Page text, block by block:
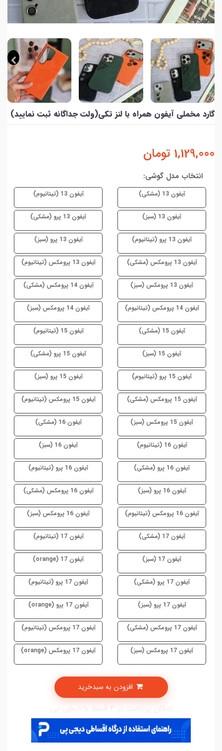
گارد مخملی آیفون همراه با لنز تکی(ولت جداگانه ثبت نمایید)
1,129,000 تومان
انتخاب مدل گوشی:
آیفون 13 (مشکی) آیفون 13 (تیتانیوم)
آیفون 13 (سبز) آیفون 13 پرو (مشکی)
آیفون 13 پرو (تیتانیوم) آیفون 13 پرو (سبز)
آیفون 13 پرومکس (مشکی) آیفون 13 پرومکس (تیتانیوم)
آیفون 13 پرومکس (سبز) آیفون 14 پرومکس (مشکی)
آیفون 14 پرومکس (تیتانیوم) آیفون 14 پرومکس (سبز)
آیفون 15 (مشکی) آیفون 15 (تیتانیوم)
آیفون 15 (سبز) آیفون 15 پرو (مشکی)
آیفون 15 پرو (تیتانیوم) آیفون 15 پرو (سبز)
آیفون 15 پرومکس (مشکی) آیفون 15 پرومکس (تیتانیوم)
آیفون 15 پرومکس (سبز) آیفون 16 (مشکی)
آیفون 16 (تیتانیوم) آیفون 16 (سبز)
آیفون 16 پرو (مشکی) آیفون 16 پرو (تیتانیوم)
آیفون 16 پرو (سبز) آیفون 16 پرومکس (مشکی)
آیفون 16 پرومکس (تیتانیوم) آیفون 16 پرومکس (سبز)
آیفون 17 (مشکی) آیفون 17 (تیتانیوم)
آیفون 17 (سبز) آیفون 17 (orange)
آیفون 17 پرو (مشکی) آیفون 17 پرو (تیتانیوم)
آیفون 17 پرو (سبز) آیفون 17 پرو (orange)
آیفون 17 پرومکس (مشکی) آیفون 17 پرومکس (تیتانیوم)
آیفون 17 پرومکس (سبز) آیفون 17 پرومکس (orange)
امکان پرداخت در 4 قسط با دیجی پی